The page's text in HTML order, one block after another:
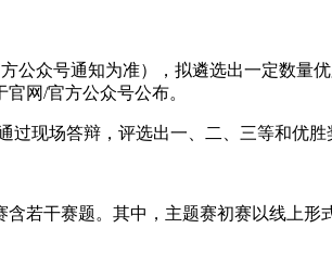
公众号通知为准），拟遴选出一定数
网/官方公众号公布。
过现场答辩，评选出一、二、三等和优
若干赛题。其中，主题赛初赛以线上